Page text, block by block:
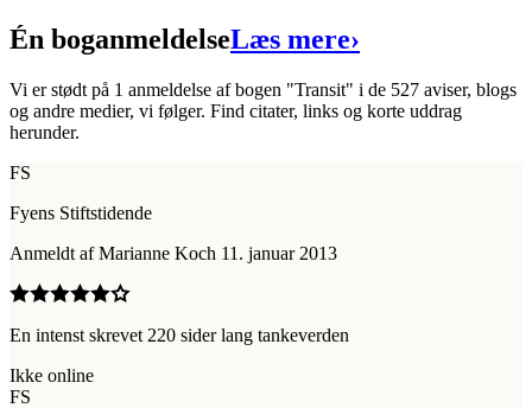
Én boganmeldelseLæs mere›
Vi er stødt på 1 anmeldelse af bogen "Transit" i de 527 aviser, blogs
og andre medier, vi følger. Find citater, links og korte uddrag
herunder.
FS
Fyens Stiftstidende
Anmeldt afMarianne Koch 11. januar 2013
En intenst skrevet 220 sider lang tankeverden
Ikke online
FS